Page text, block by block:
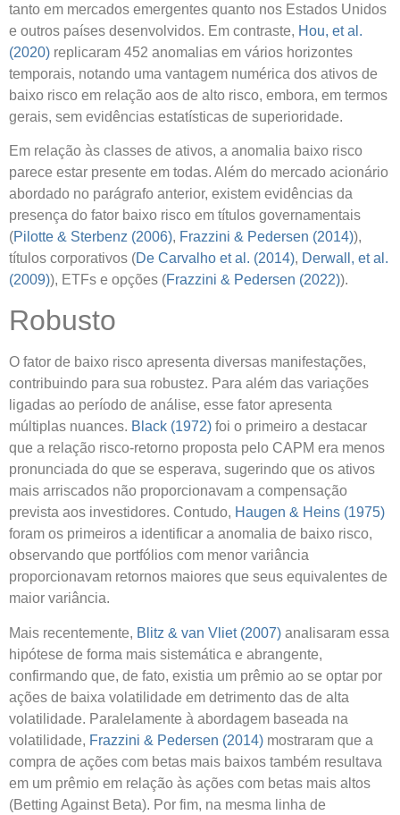
tanto em mercados emergentes quanto nos Estados Unidos
e outros países desenvolvidos. Em contraste, Hou, et al.
(2020) replicaram 452 anomalias em vários horizontes
temporais, notando uma vantagem numérica dos ativos de
baixo risco em relação aos de alto risco, embora, em termos
gerais, sem evidências estatísticas de superioridade.
Em relação às classes de ativos, a anomalia baixo risco
parece estar presente em todas. Além do mercado acionário
abordado no parágrafo anterior, existem evidências da
presença do fator baixo risco em títulos governamentais
(Pilotte & Sterbenz (2006), Frazzini & Pedersen (2014)),
títulos corporativos (De Carvalho et al. (2014), Derwall, et al.
(2009)), ETFs e opções (Frazzini & Pedersen (2022)).
Robusto
O fator de baixo risco apresenta diversas manifestações,
contribuindo para sua robustez. Para além das variações
ligadas ao período de análise, esse fator apresenta
múltiplas nuances. Black (1972) foi o primeiro a destacar
que a relação risco-retorno proposta pelo CAPM era menos
pronunciada do que se esperava, sugerindo que os ativos
mais arriscados não proporcionavam a compensação
prevista aos investidores. Contudo, Haugen & Heins (1975)
foram os primeiros a identificar a anomalia de baixo risco,
observando que portfólios com menor variância
proporcionavam retornos maiores que seus equivalentes de
maior variância.
Mais recentemente, Blitz & van Vliet (2007) analisaram essa
hipótese de forma mais sistemática e abrangente,
confirmando que, de fato, existia um prêmio ao se optar por
ações de baixa volatilidade em detrimento das de alta
volatilidade. Paralelamente à abordagem baseada na
volatilidade, Frazzini & Pedersen (2014) mostraram que a
compra de ações com betas mais baixos também resultava
em um prêmio em relação às ações com betas mais altos
(Betting Against Beta). Por fim, na mesma linha de